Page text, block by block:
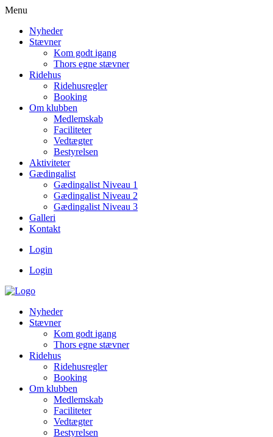
Menu
Nyheder
Stævner
Kom godt igang
Thors egne stævner
Ridehus
Ridehusregler
Booking
Om klubben
Medlemskab
Faciliteter
Vedtægter
Bestyrelsen
Aktiviteter
Gædingalist
Gædingalist Niveau 1
Gædingalist Niveau 2
Gædingalist Niveau 3
Galleri
Kontakt
Login
Login
Nyheder
Stævner
Kom godt igang
Thors egne stævner
Ridehus
Ridehusregler
Booking
Om klubben
Medlemskab
Faciliteter
Vedtægter
Bestyrelsen